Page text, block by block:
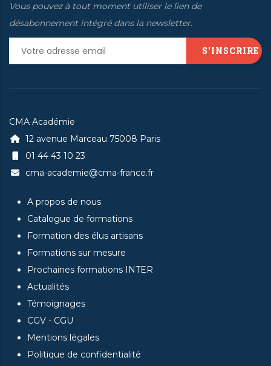
Vous pouvez à tout moment utiliser le lien de
désabonnement intégré dans la newsletter.
CMA Académie
12 avenue Marceau 75008 Paris
01 44 43 10 23
cma-academie@cma-france.fr
A propos de nous
Catalogue de formations
Formation des élus artisans
Formations sur mesure
Prochaines formations INTER
Actualités
Témoignages
CGV - CGU
Mentions légales
Politique de confidentialité